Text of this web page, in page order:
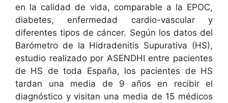
en la calidad de vida, comparable a la EPOC,
diabetes, enfermedad cardio-vascular y
diferentes tipos de cáncer. Según los datos del
Barómetro de la Hidradenitis Supurativa (HS),
estudio realizado por ASENDHI entre pacientes
de HS de toda España, los pacientes de HS
tardan una media de 9 años en recibir el
diagnóstico y visitan una media de 15 médicos